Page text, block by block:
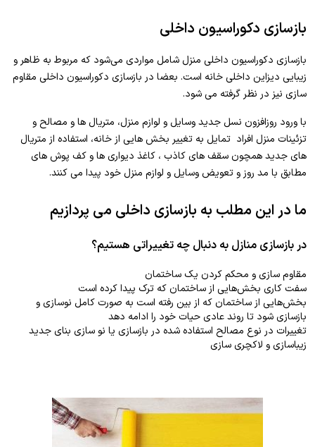
بازسازی دکوراسیون داخلی
بازسازی دکوراسیون داخلی منزل شامل مواردی می‌شود که مربوط به ظاهر و
زیبایی دیزاین داخلی خانه است. بعضا در بازسازی دکوراسیون داخلی مقاوم
سازی نیز در نظر گرفته می شود.
با ورود روزافزون نسل جدید وسایل و لوازم منزل، متریال ها و مصالح و
تزئینات منزل افراد تمایل به تغییر بخش هایی از خانه، استفاده از متریال
های جدید همچون سقف های کاذب ، کاغذ دیواری ها و کف پوش های
مطابق با مد روز و تعویض وسایل و لوازم منزل خود پیدا می کنند.
ما در این مطلب به بازسازی داخلی می پردازیم
در بازسازی منازل به دنبال چه تغییراتی هستیم؟
مقاوم سازی و محکم کردن یک ساختمان
سفت کاری بخش‌هایی از ساختمان که ترک پیدا کرده است
بخش‌هایی از ساختمان که از بین رفته است به صورت کامل نوسازی و
بازسازی شود تا روند عادی حیات خود را ادامه دهد
تغییرات در نوع مصالح استفاده شده در بازسازی یا نو سازی بنای جدید
زیباسازی و لاکچری سازی